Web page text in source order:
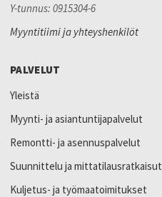
Y-tunnus: 0915304-6
Myyntitiimi ja yhteyshenkilöt
PALVELUT
Yleistä
Myynti- ja asiantuntijapalvelut
Remontti- ja asennuspalvelut
Suunnittelu ja mittatilausratkaisut
Kuljetus- ja työmaatoimitukset